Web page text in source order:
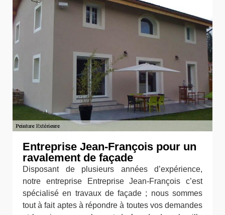
Entreprise Jean-François pour un
ravalement de façade
Disposant de plusieurs années d’expérience,
notre entreprise Entreprise Jean-François c’est
spécialisé en travaux de façade ; nous sommes
tout à fait aptes à répondre à toutes vos demandes